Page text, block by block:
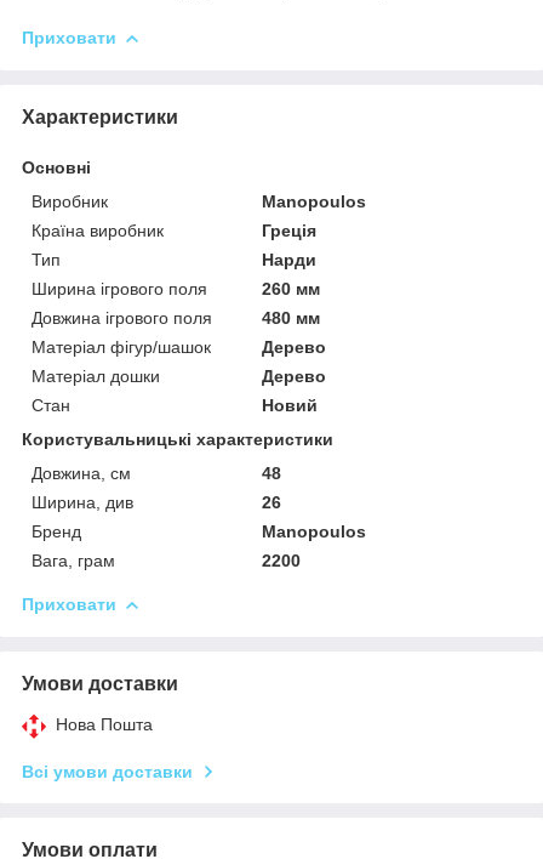
Приховати
Характеристики
Основні
Виробник
Manopoulos
Країна виробник
Греція
Тип
Нарди
Ширина ігрового поля
260 мм
Довжина ігрового поля
480 мм
Матеріал фігур/шашок
Дерево
Матеріал дошки
Дерево
Стан
Новий
Користувальницькі характеристики
Довжина, см
48
Ширина, див
26
Бренд
Manopoulos
Вага, грам
2200
Приховати
Умови доставки
Нова Пошта
Всі умови доставки
Умови оплати